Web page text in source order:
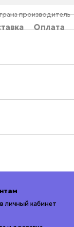
производитель
Оплата
личный кабинет